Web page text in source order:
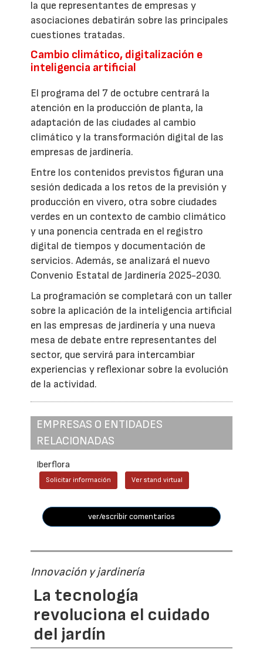
la que representantes de empresas y
asociaciones debatirán sobre las principales
cuestiones tratadas.
Cambio climático, digitalización e
inteligencia artificial
El programa del 7 de octubre centrará la
atención en la producción de planta, la
adaptación de las ciudades al cambio
climático y la transformación digital de las
empresas de jardinería.
Entre los contenidos previstos figuran una
sesión dedicada a los retos de la previsión y
producción en vivero, otra sobre ciudades
verdes en un contexto de cambio climático
y una ponencia centrada en el registro
digital de tiempos y documentación de
servicios. Además, se analizará el nuevo
Convenio Estatal de Jardinería 2025-2030.
La programación se completará con un taller
sobre la aplicación de la inteligencia artificial
en las empresas de jardinería y una nueva
mesa de debate entre representantes del
sector, que servirá para intercambiar
experiencias y reflexionar sobre la evolución
de la actividad.
EMPRESAS O ENTIDADES
RELACIONADAS
Iberflora
Solicitar información Ver stand virtual
ver/escribir comentarios
Innovación y jardinería
La tecnología
revoluciona el cuidado
del jardín